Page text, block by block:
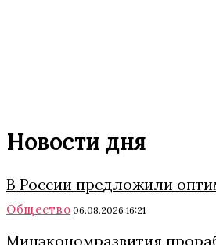
Новости дня
В России предложили
Общество 06.08.2026 16:21
Минэкономразвития